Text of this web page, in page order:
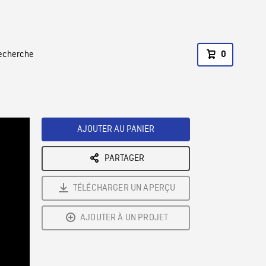
0
AJOUTER AU PANIER
PARTAGER
TÉLÉCHARGER UN APERÇU
AJOUTER À UN PROJET